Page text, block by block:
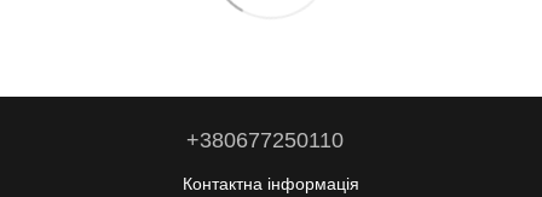
+380677250110
Контактна інформація